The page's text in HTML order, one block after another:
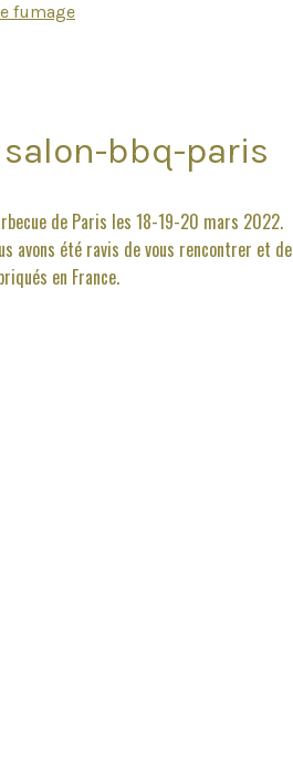
fumage
salon-bbq-paris
de Paris les 18-19-20 mars 2022.
avons été ravis de vous rencontrer et de
en France.